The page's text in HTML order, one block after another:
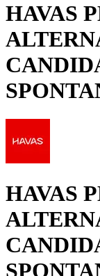
HAVAS
HAVAS